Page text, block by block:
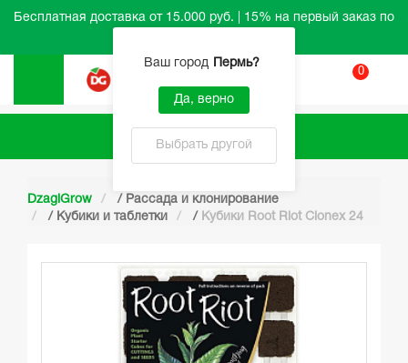
Бесплатная доставка от 15.000 руб. | 15% на первый заказ по
Ваш город Пермь?
Да, верно
Выбрать другой
0
Каталог
DzagiGrow / Рассада и клонирование
/ Кубики и таблетки / Кубики Root Riot Clonex 24